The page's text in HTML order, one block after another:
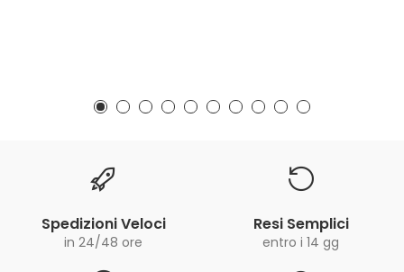
Spedizioni Veloci
in 24/48 ore
Resi Semplici
entro i 14 gg